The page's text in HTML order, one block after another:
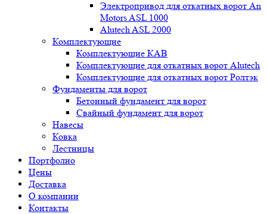
Электропривод для откатных ворот An
Motors ASL 1000
Alutech ASL 2000
Комплектующие
Комплектующие КАВ
Комплектующие для откатных ворот Alutech
Комплектующие для откатных ворот Ролтэк
Фундаменты для ворот
Бетонный фундамент для ворот
Свайный фундамент для ворот
Навесы
Ковка
Лестницы
Портфолио
Цены
Доставка
О компании
Контакты